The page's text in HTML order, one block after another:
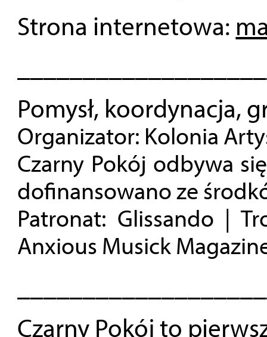
Strona internetowa:
Pomysł, koordynacja,
Organizator: Kolonia
Czarny Pokój odbywa
dofinansowano ze
Patronat: Glissando |
Anxious Musick
Czarny Pokój to